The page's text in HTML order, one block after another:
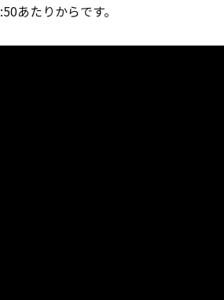
あたりからです。